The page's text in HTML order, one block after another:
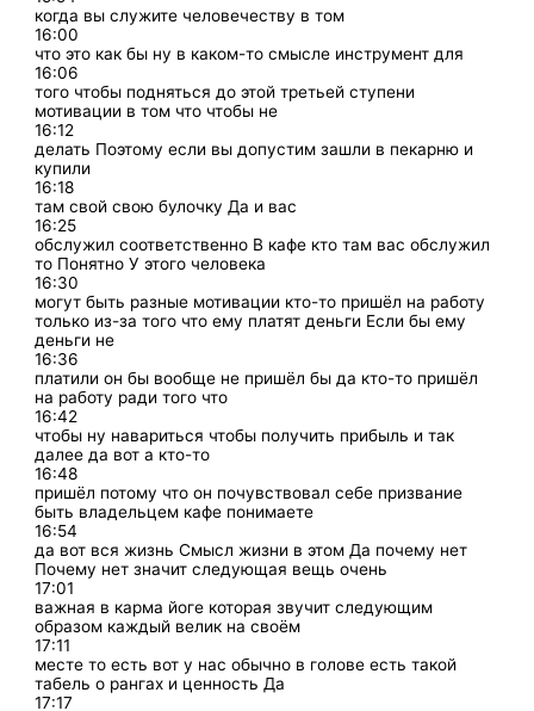
когда вы служите человечеству в том
16:00
что это как бы ну в каком-то смысле инструмент для
16:06
того чтобы подняться до этой третьей ступени
мотивации в том что чтобы не
16:12
делать Поэтому если вы допустим зашли в пекарню и
купили
16:18
там свой свою булочку Да и вас
16:25
обслужил соответственно В кафе кто там вас обслужил
то Понятно У этого человека
16:30
могут быть разные мотивации кто-то пришёл на работу
только из-за того что ему платят деньги Если бы ему
деньги не
16:36
платили он бы вообще не пришёл бы да кто-то пришёл
на работу ради того что
16:42
чтобы ну навариться чтобы получить прибыль и так
далее да вот а кто-то
16:48
пришёл потому что он почувствовал себе призвание
быть владельцем кафе понимаете
16:54
да вот вся жизнь Смысл жизни в этом Да почему нет
Почему нет значит следующая вещь очень
17:01
важная в карма йоге которая звучит следующим
образом каждый велик на своём
17:11
месте то есть вот у нас обычно в голове есть такой
табель о рангах и ценность Да
17:17